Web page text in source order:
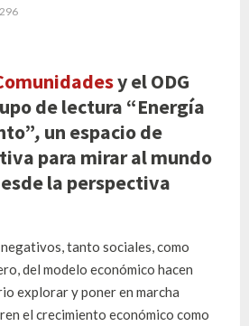
296
y el ODG
de lectura “Energía
, un espacio de
para mirar al mundo
la perspectiva
tanto sociales, como
del modelo económico hacen
explorar y poner en marcha
el crecimiento económico como